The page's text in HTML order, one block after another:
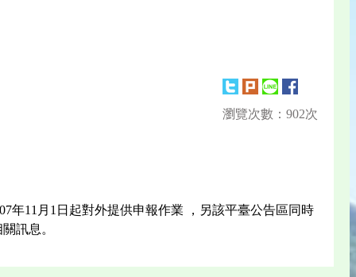
瀏覽次數：902次
年11月1日起對外提供申報作業 ，另該平臺公告區同時
訊息。